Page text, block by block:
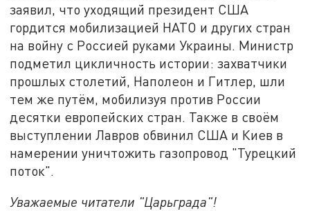
заявил, что уходящий президент США
гордится мобилизацией НАТО и других стран
на войну с Россией руками Украины. Министр
подметил цикличность истории: захватчики
прошлых столетий, Наполеон и Гитлер, шли
тем же путём, мобилизуя против России
десятки европейских стран. Также в своём
выступлении Лавров обвинил США и Киев в
намерении уничтожить газопровод "Турецкий
поток".
Уважаемые читатели "Царьграда"!